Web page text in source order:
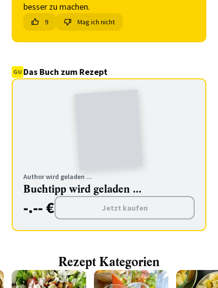
besser zu machen.
9 Mag ich nicht
Das Buch zum Rezept
Author wird geladen ...
Buchtipp wird geladen ...
-.-- € Jetzt kaufen
Rezept Kategorien